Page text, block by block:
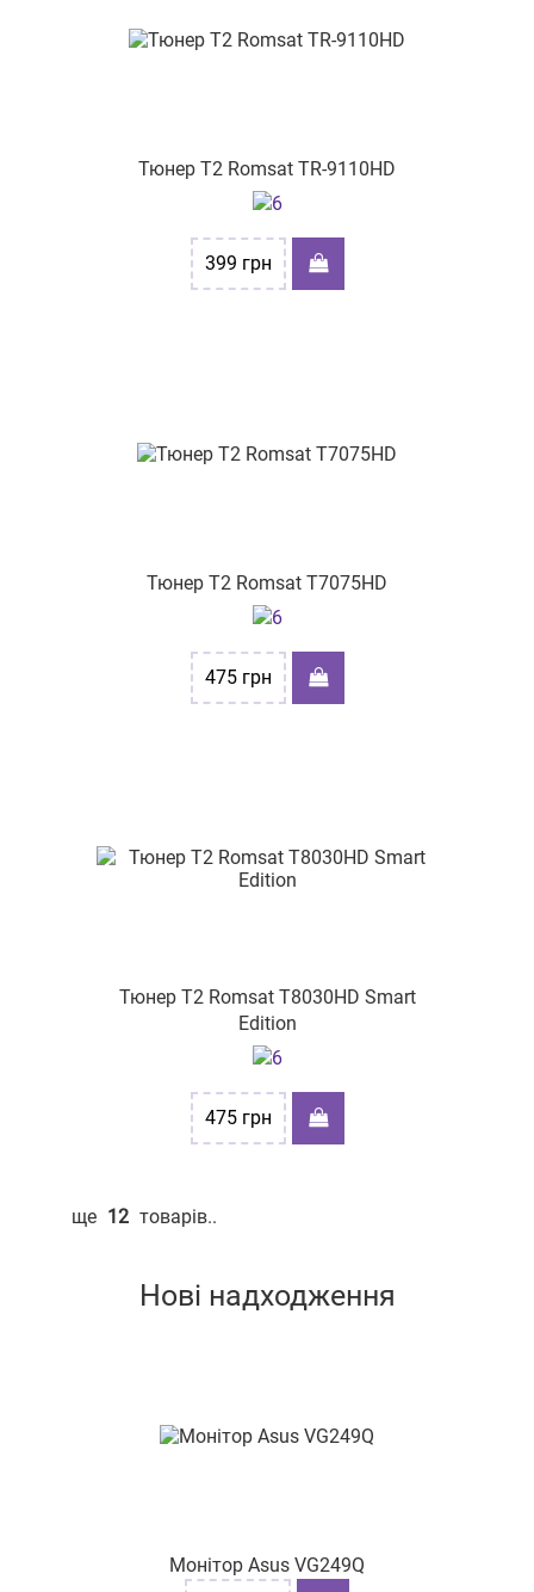
Тюнер Т2 Romsat TR-9110HD
399 грн
Тюнер Т2 Romsat T7075HD
475грн
Тюнер Т2 Romsat T8030HD Smart
Edition
475грн
ще 12 товарів..
Нові надходження
Монітор Asus VG249Q